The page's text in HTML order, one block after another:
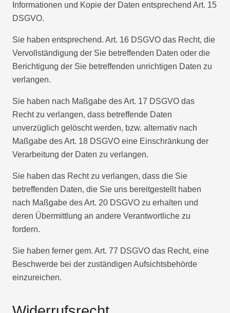
Informationen und Kopie der Daten entsprechend Art. 15
DSGVO.
Sie haben entsprechend. Art. 16 DSGVO das Recht, die
Vervollständigung der Sie betreffenden Daten oder die
Berichtigung der Sie betreffenden unrichtigen Daten zu
verlangen.
Sie haben nach Maßgabe des Art. 17 DSGVO das
Recht zu verlangen, dass betreffende Daten
unverzüglich gelöscht werden, bzw. alternativ nach
Maßgabe des Art. 18 DSGVO eine Einschränkung der
Verarbeitung der Daten zu verlangen.
Sie haben das Recht zu verlangen, dass die Sie
betreffenden Daten, die Sie uns bereitgestellt haben
nach Maßgabe des Art. 20 DSGVO zu erhalten und
deren Übermittlung an andere Verantwortliche zu
fordern.
Sie haben ferner gem. Art. 77 DSGVO das Recht, eine
Beschwerde bei der zuständigen Aufsichtsbehörde
einzureichen.